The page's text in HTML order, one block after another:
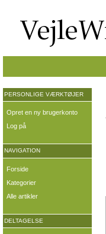
PERSONLIGE VÆRKTØJER
Opret en ny brugerkonto
Log på
NAVIGATION
Forside
Kategorier
Alle artikler
DELTAGELSE